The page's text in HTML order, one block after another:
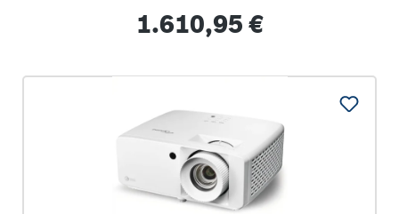
Regulärer Preis:
1.610,95 €